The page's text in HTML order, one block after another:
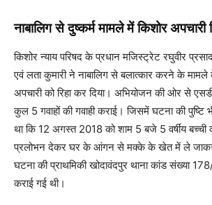
नाबालिग से दुष्कर्म मामले में किशोर अपचारी
किशोर न्याय परिषद के प्रधान मजिस्ट्रेट रघुवीर
एवं लता कुमारी ने नाबालिग से बलात्कार करने के मामले
अपचारी को रिहा कर दिया। अभियोजन की ओर से
कुल 5 गवाहों की गवाही कराई। जिसमें घटना की पुष्टि
था कि 12 अगस्त 2018 को शाम 5 बजे 5 वर्षीय
प्रलोभन देकर घर के आंगन से मक्के के खेत में ले जाकर
घटना की प्राथमिकी खोदावंदपुर थाना कांड संख्या
कराई गई थी।